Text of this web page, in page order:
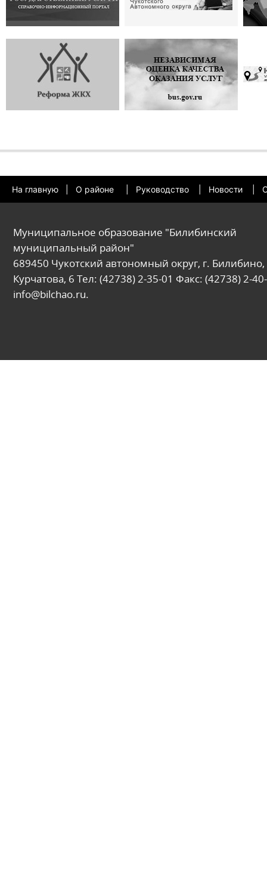
На главную О районе Руководство Новости
Муниципальное образование "Билибинский
муниципальный район"
689450 Чукотский автономный округ, г. Билибино,
Курчатова, 6 Тел: (42738) 2-35-01 Факс: (42738) 2-
info@bilchao.ru.